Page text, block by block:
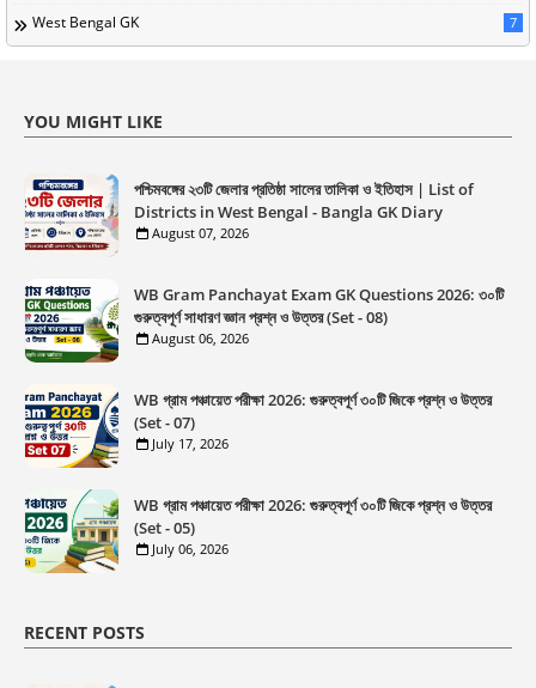
West Bengal GK 7
YOU MIGHT LIKE
পশ্চিমবঙ্গের ২৩টি জেলার প্রতিষ্ঠা সালের তালিকা ও ইতিহাস | List of
Districts in West Bengal - Bangla GK Diary
August 07, 2026
WB Gram Panchayat Exam GK Questions 2026: ৩০টি
গুরুত্বপূর্ণ সাধারণ জ্ঞান প্রশ্ন ও উত্তর (Set - 08)
August 06, 2026
WB গ্রাম পঞ্চায়েত পরীক্ষা 2026: গুরুত্বপূর্ণ ৩০টি জিকে প্রশ্ন ও উত্তর
(Set - 07)
July 17, 2026
WB গ্রাম পঞ্চায়েত পরীক্ষা 2026: গুরুত্বপূর্ণ ৩০টি জিকে প্রশ্ন ও উত্তর
(Set - 05)
July 06, 2026
RECENT POSTS